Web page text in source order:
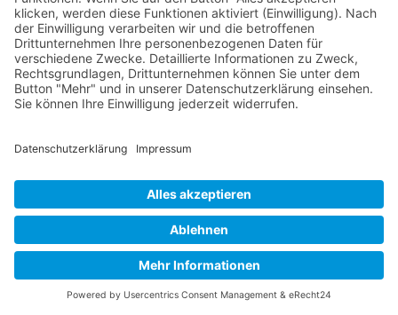
IMPRESSUM|DATENSCHUTZ|
BARRIEREFREIHEITSERKLÄRUNG
Copyright © 2026 Schweriner Segler-Verein von 1894
e.V.
Powered by Porthun & Thiede